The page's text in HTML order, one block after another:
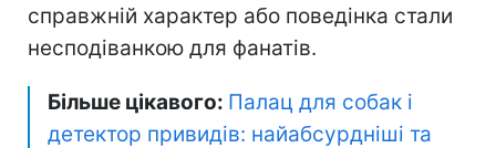
справжній характер або поведінка стали
несподіванкою для фанатів.
Більше цікавого: Палац для собак і
детектор привидів: найабсурдніші та